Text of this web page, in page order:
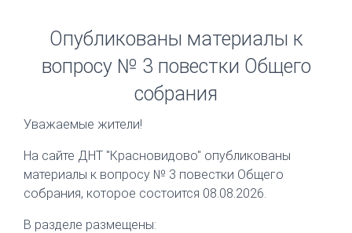
Опубликованы материалы к
вопросу № 3 повестки Общего
собрания
Уважаемые жители!
На сайте ДНТ "Красновидово" опубликованы
материалы к вопросу № 3 повестки Общего
собрания, которое состоится 08.08.2026.
В разделе размещены: